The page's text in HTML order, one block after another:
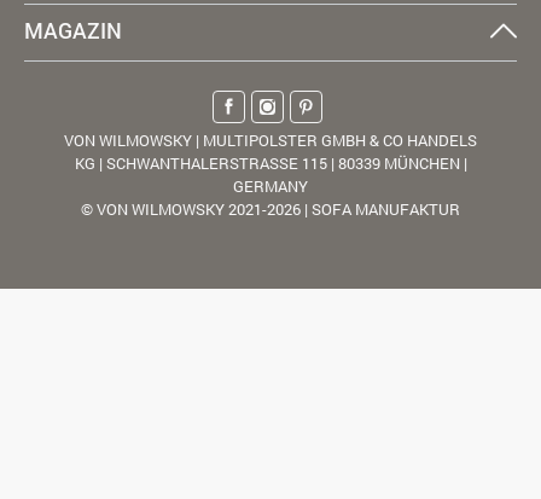
MAGAZIN
VON WILMOWSKY | MULTIPOLSTER GMBH & CO HANDELS
KG | SCHWANTHALERSTRASSE 115 | 80339 MÜNCHEN |
GERMANY
© VON WILMOWSKY 2021-2026 | SOFA MANUFAKTUR